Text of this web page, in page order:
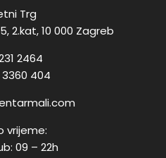
Trg
2.kat, 10 000 Zagreb
2464
3360 404
vrijeme:
09 – 22h